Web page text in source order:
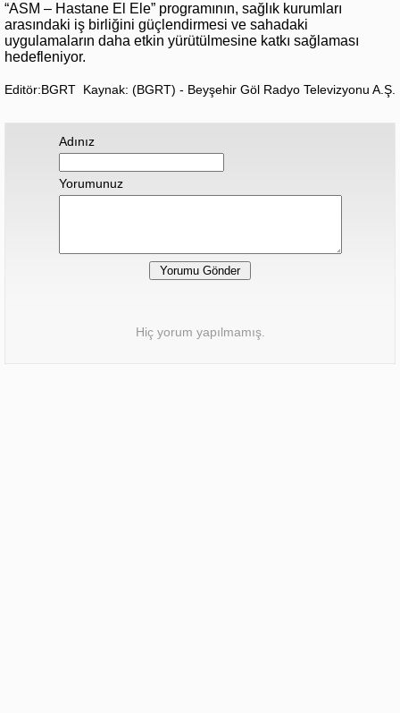
“ASM – Hastane El Ele” programının, sağlık kurumları
arasındaki iş birliğini güçlendirmesi ve sahadaki
uygulamaların daha etkin yürütülmesine katkı sağlaması
hedefleniyor.
Editör:BGRT Kaynak: (BGRT) - Beyşehir Göl Radyo Televizyonu A.Ş.
Adınız
Yorumunuz
Hiç yorum yapılmamış.